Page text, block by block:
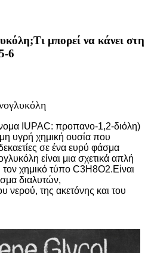
μπορεί να κάνει στη
6
IUPAC: προπανο-1,2-διόλη)
υγρή χημική ουσία που
σε ένα ευρύ φάσμα
είναι μια σχετικά απλή
χημικό τύπο C3H8O2.Είναι
διαλυτών,
νερού, της ακετόνης και του